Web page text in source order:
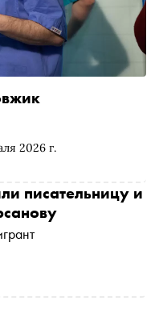
2026 г.
писательницу и